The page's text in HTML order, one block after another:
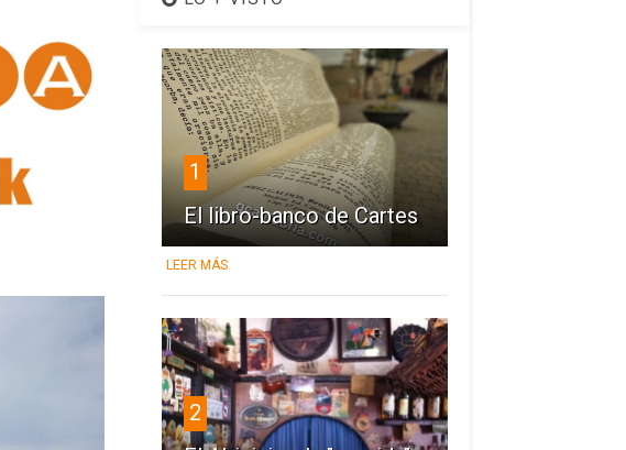
1
El libro-banco de Cartes
LEER MÁS
2